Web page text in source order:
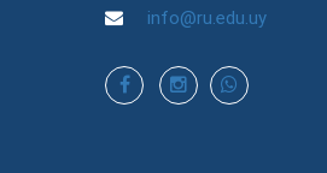
info@ru.edu.uy